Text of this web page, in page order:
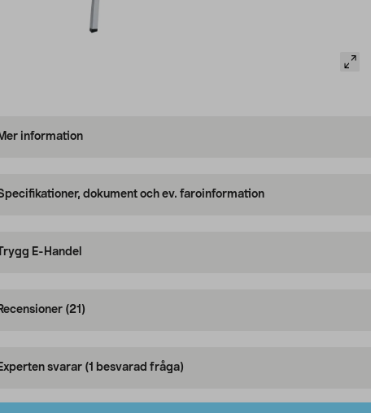
information
dokument och ev. faroinformation
Trygg E-Handel
(21)
svarar (1 besvarad fråga)